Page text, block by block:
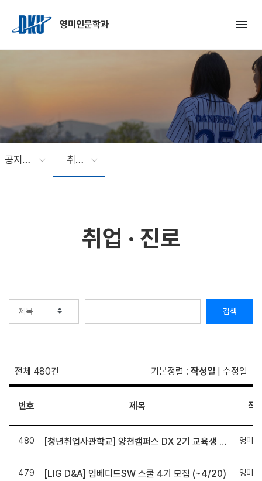
영미인문학과
menu
공지사항 취업 · 진로
취업 · 진로
검색
전체 480건 기본정렬 : 작성일 수정일
번호 제목 작
480 [청년취업사관학교] 양천캠퍼스 DX 2기 교육생 모집 (~04/30) 영미
479 [LIG D&A] 임베디드SW 스쿨 4기 모집 (~4/20) 영미